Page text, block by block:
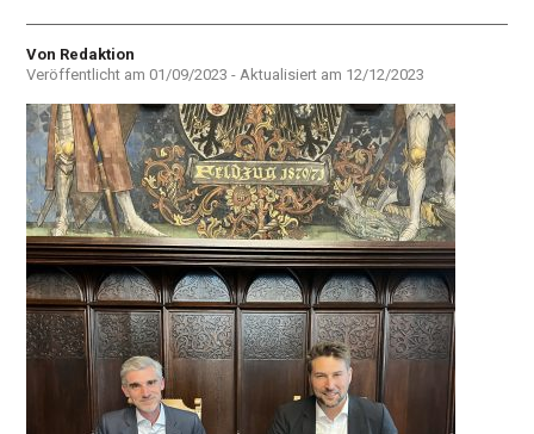
Autor
Von Redaktion
Veröffentlicht am 01/09/2023 - Aktualisiert am 12/12/2023